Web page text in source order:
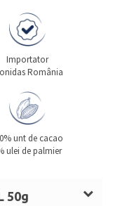
Importator
România
unt de cacao
ulei de palmier
50g